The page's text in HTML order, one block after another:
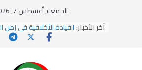
الجمعة, أغسطس 7, 2026
آخر الأخبار:القيادة الأخلاقية في زمن
الاستلاب الثقافي وتحديات
يومَ يَفيضُ العَرَقُ